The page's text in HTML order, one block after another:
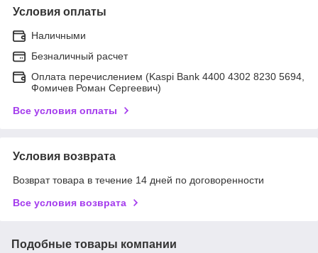
Условия оплаты
Наличными
Безналичный расчет
Оплата перечислением (Kaspi Bank 4400 4302 8230 5694,
Фомичев Роман Сергеевич)
Все условия оплаты
Условия возврата
Возврат товара в течение 14 дней по договоренности
Все условия возврата
Подобные товары компании